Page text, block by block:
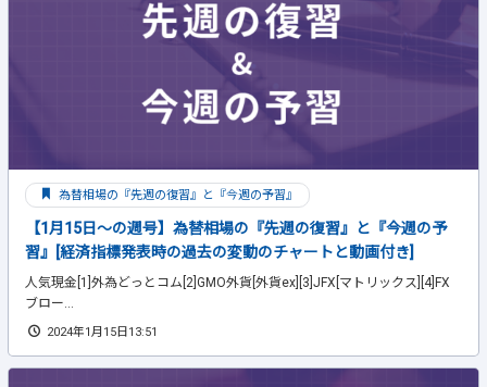
為替相場の『先週の復習』と『今週の予習』
【1月15日～の週号】為替相場の『先週の復習』と『今週の予
習』[経済指標発表時の過去の変動のチャートと動画付き]
人気現金[1]外為どっとコム[2]GMO外貨[外貨ex][3]JFX[マトリックス][4]FX
ブロー...
2024年1月15日13:51